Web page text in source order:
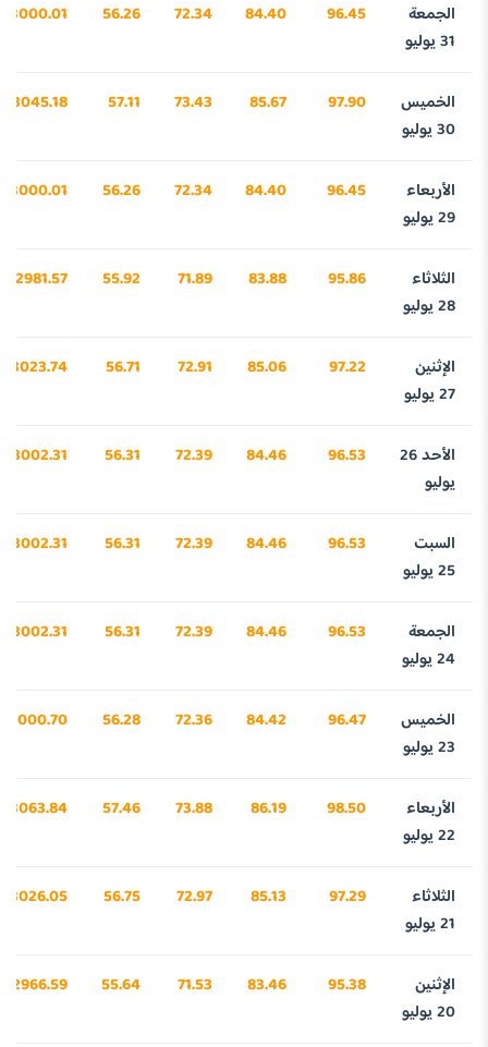
الجمعة
31 يوليو
96.45
84.40
72.34
56.26
3000.01
الخميس
30 يوليو
97.90
85.67
73.43
57.11
3045.18
الأربعاء
29 يوليو
96.45
84.40
72.34
56.26
3000.01
الثلاثاء
28 يوليو
95.86
83.88
71.89
55.92
2981.57
الإثنين
27 يوليو
97.22
85.06
72.91
56.71
3023.74
الأحد 26
يوليو
96.53
84.46
72.39
56.31
3002.31
السبت
25 يوليو
96.53
84.46
72.39
56.31
3002.31
الجمعة
24 يوليو
96.53
84.46
72.39
56.31
3002.31
الخميس
23 يوليو
96.47
84.42
72.36
56.28
3000.70
الأربعاء
22 يوليو
98.50
86.19
73.88
57.46
3063.84
الثلاثاء
21 يوليو
97.29
85.13
72.97
56.75
3026.05
الإثنين
20 يوليو
95.38
83.46
71.53
55.64
2966.59